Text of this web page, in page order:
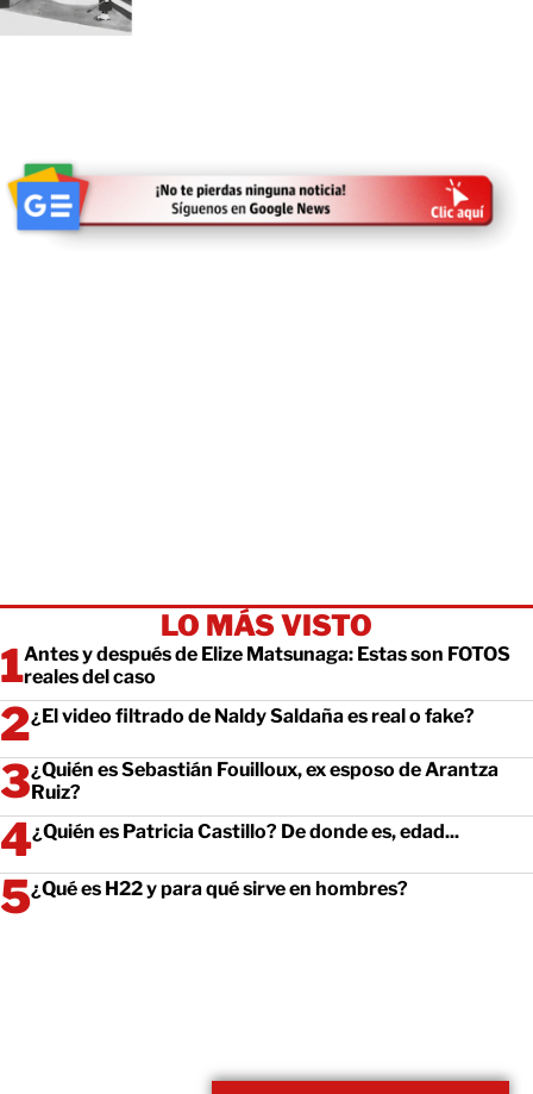
LO MÁS VISTO
Antes y después de Elize Matsunaga: Estas son FOTOS
reales del caso
¿El video filtrado de Naldy Saldaña es real o fake?
¿Quién es Sebastián Fouilloux, ex esposo de Arantza
Ruiz?
¿Quién es Patricia Castillo? De donde es, edad...
¿Qué es H22 y para qué sirve en hombres?